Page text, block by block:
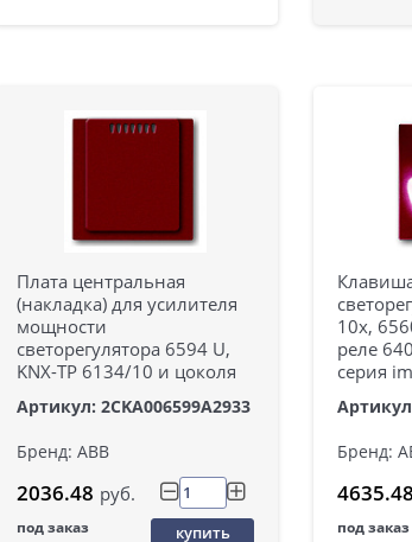
Плата центральная
(накладка) для усилителя
мощности
светорегулятора 6594 U,
KNX-ТР 6134/10 и цоколя
Артикул: 2CKA006599A2933
Бренд: ABB
2036.48 руб.
под заказ купить
10x,
реле
серия
Бренд:
4635.48
под заказ